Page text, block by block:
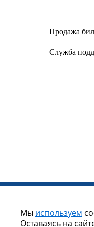
Продажа
Служба
Мы используем
Оставаясь на